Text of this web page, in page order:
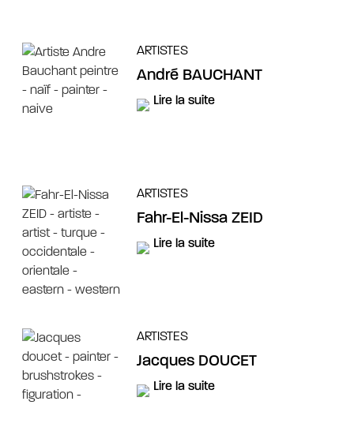
ARTISTES
André BAUCHANT
Lire la suite
ARTISTES
Fahr-El-Nissa ZEID
Lire la suite
ARTISTES
Jacques DOUCET
Lire la suite